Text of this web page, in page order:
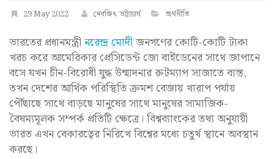
29 May 2022 দেবজিৎ ভট্টাচার্য অর্থনীতি
ভারতের প্রধানমন্ত্রী নরেন্দ্র মোদী জনগণের কোটি-কোটি টাকা
খরচ করে আমেরিকার প্রেসিডেন্ট জো বাইডেনের সাথে জাপানে
বসে যখন চীন-বিরোধী যুদ্ধ উন্মাদনার রুটম্যাপ সাজাতে ব্যস্ত,
তখন দেশের আর্থিক পরিস্থিতি ক্রমশ বেজায় খারাপ পর্যায়
পৌঁছাছে সাথে বাড়ছে মানুষের সাথে মানুষের সামাজিক-
বৈষম্যমূলক সম্পর্ক প্রতিটি ক্ষেত্রে। বিশ্বব্যাংকের তথ্য অনুযায়ী
ভারত এখন বেকারত্বের নিরিখে বিশ্বের মধ্যে চতুর্থ স্থানে অবস্থান
করছে।